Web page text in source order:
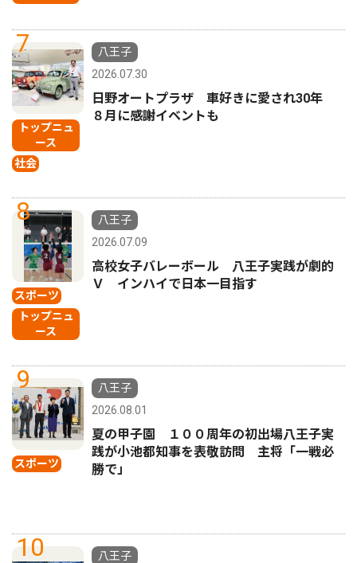
7
トップニュ
ース
社会
八王子
2026.07.30
日野オートプラザ 車好きに愛され30年
８月に感謝イベントも
8
スポーツ
トップニュ
ース
八王子
2026.07.09
高校女子バレーボール 八王子実践が劇的
Ｖ インハイで日本一目指す
9
スポーツ
八王子
2026.08.01
夏の甲子園 １００周年の初出場八王子実
践が小池都知事を表敬訪問 主将「一戦必
勝で」
10
八王子